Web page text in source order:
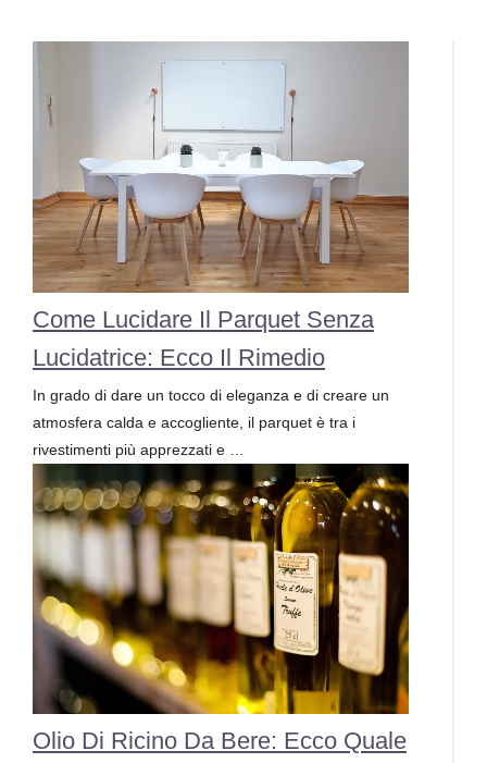
Come Lucidare Il Parquet Senza
Lucidatrice: Ecco Il Rimedio
In grado di dare un tocco di eleganza e di creare un
atmosfera calda e accogliente, il parquet è tra i
rivestimenti più apprezzati e …
Olio Di Ricino Da Bere: Ecco Quale